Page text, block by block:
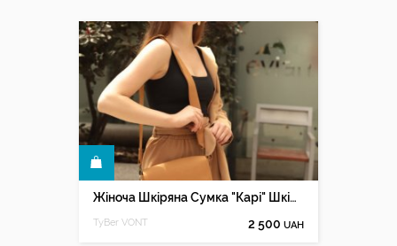
Жіноча Шкіряна Сумка "Карі" Шкіра Crazy Horse, колір Жовтий
TyBer VONT 2 500 UAH